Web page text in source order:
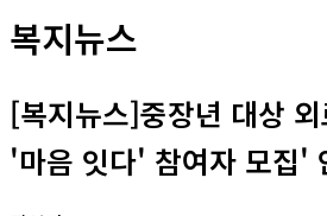
복지뉴스
[복지뉴스]중장년 대상
'마음 잇다' 참여자 모집'